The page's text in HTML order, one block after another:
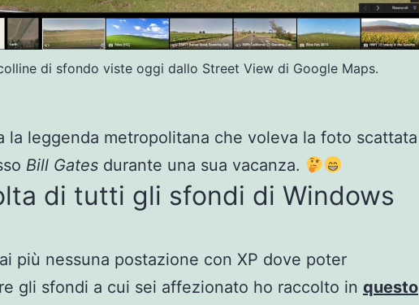
di sfondo viste oggi dallo Street View di Google Maps.
la leggenda metropolitana che voleva la foto scattata
Bill Gates durante una sua vacanza.
di tutti gli sfondi di Windows
più nessuna postazione con XP dove poter
gli sfondi a cui sei affezionato ho raccolto in questo